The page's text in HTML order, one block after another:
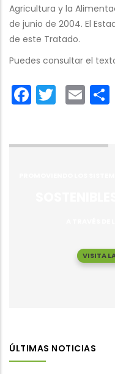
Agricultura y la
de junio de 2004. El
de este Tratado.
Puedes consultar el
Facebook
Twitter
VISITA
ÚLTIMAS NOTICIAS